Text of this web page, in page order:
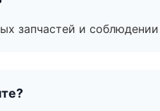
запчастей и соблюдении